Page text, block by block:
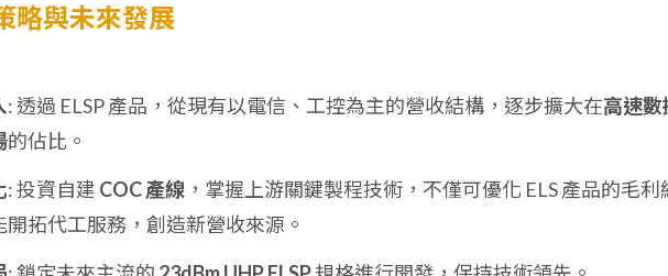
略與未來發展
: 透過 ELSP 產品，從現有以電信、工控為主的營收結構，逐步擴大在高速數
的佔比。
: 投資自建 COC 產線 ，掌握上游關鍵製程技術，不僅可優化 ELS 產品的毛利
開拓代工服務，創造新營收來源。